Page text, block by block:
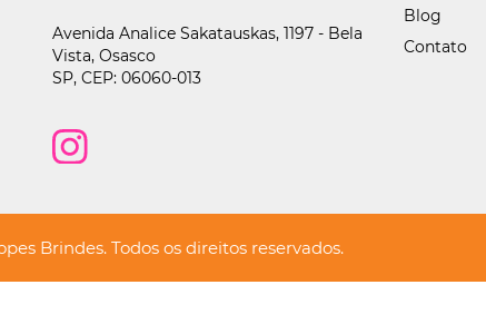
Avenida Analice Sakatauskas, 1197 - Bela
Vista, Osasco
SP, CEP: 06060-013
Blog
Contato
Brindes. Todos os direitos reservados.